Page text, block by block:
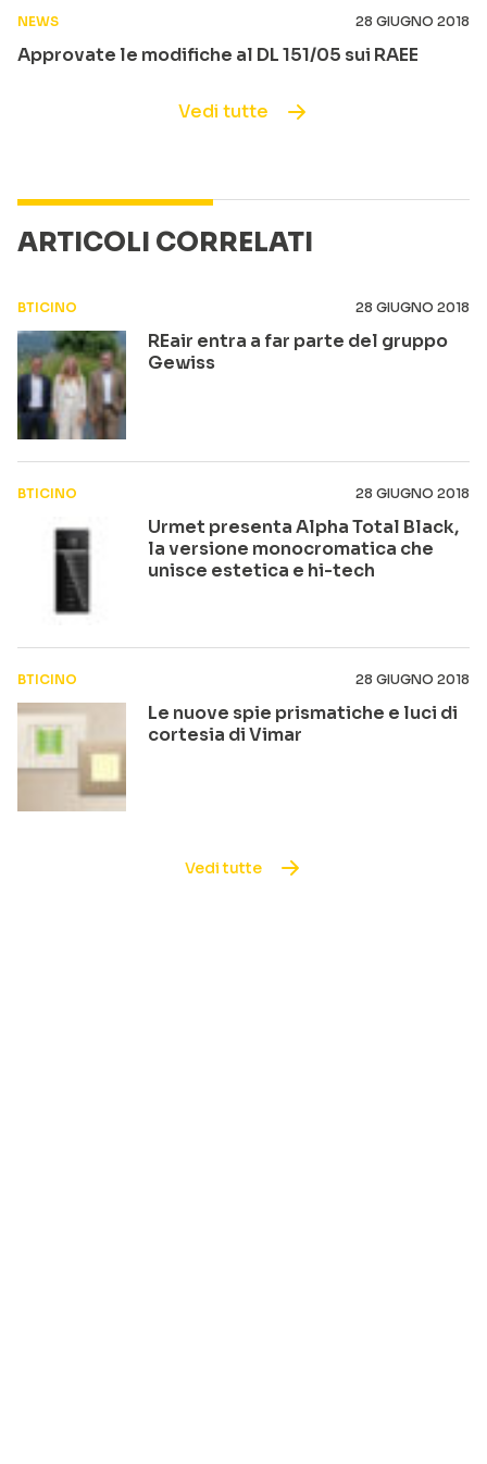
NEWS 28 GIUGNO 2018
Approvate le modifiche al DL 151/05 sui RAEE
Vedi tutte
ARTICOLI CORRELATI
BTICINO 28 GIUGNO 2018
REair entra a far parte del gruppo
Gewiss
BTICINO 28 GIUGNO 2018
Urmet presenta Alpha Total Black,
la versione monocromatica che
unisce estetica e hi-tech
BTICINO 28 GIUGNO 2018
Le nuove spie prismatiche e luci di
cortesia di Vimar
Vedi tutte